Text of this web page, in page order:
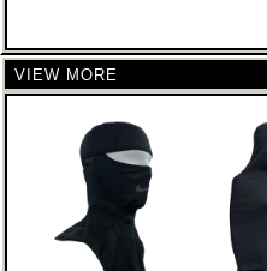
VIEW MORE